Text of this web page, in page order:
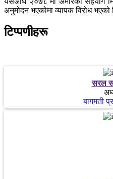
अनुमोदन भएकोमा व्यापक विरोध भएको
टिप्पणीहरू
सरल
बागमती